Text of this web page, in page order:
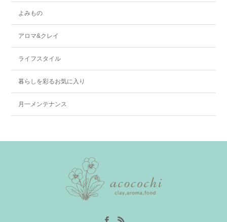
よみもの
アロマ&クレイ
ライフスタイル
暮らしを彩るお気に入り
月一メンテナンス